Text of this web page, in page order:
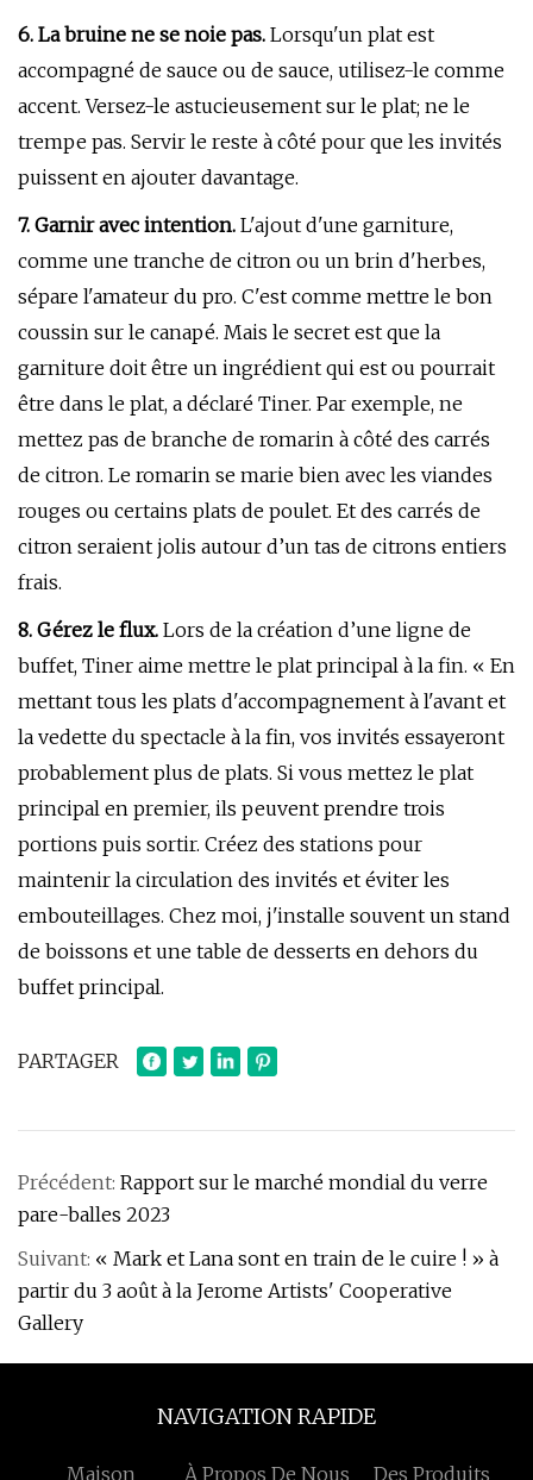
6. La bruine ne se noie pas. Lorsqu'un plat est
accompagné de sauce ou de sauce, utilisez-le comme
accent. Versez-le astucieusement sur le plat; ne le
trempe pas. Servir le reste à côté pour que les invités
puissent en ajouter davantage.
7. Garnir avec intention. L'ajout d'une garniture,
comme une tranche de citron ou un brin d'herbes,
sépare l'amateur du pro. C'est comme mettre le bon
coussin sur le canapé. Mais le secret est que la
garniture doit être un ingrédient qui est ou pourrait
être dans le plat, a déclaré Tiner. Par exemple, ne
mettez pas de branche de romarin à côté des carrés
de citron. Le romarin se marie bien avec les viandes
rouges ou certains plats de poulet. Et des carrés de
citron seraient jolis autour d’un tas de citrons entiers
frais.
8. Gérez le flux. Lors de la création d’une ligne de
buffet, Tiner aime mettre le plat principal à la fin. « En
mettant tous les plats d'accompagnement à l'avant et
la vedette du spectacle à la fin, vos invités essayeront
probablement plus de plats. Si vous mettez le plat
principal en premier, ils peuvent prendre trois
portions puis sortir. Créez des stations pour
maintenir la circulation des invités et éviter les
embouteillages. Chez moi, j'installe souvent un stand
de boissons et une table de desserts en dehors du
buffet principal.
PARTAGER
Précédent: Rapport sur le marché mondial du verre
pare-balles 2023
Suivant: « Mark et Lana sont en train de le cuire ! » à
partir du 3 août à la Jerome Artists' Cooperative
Gallery
NAVIGATION RAPIDE
Maison À Propos De Nous Des Produits